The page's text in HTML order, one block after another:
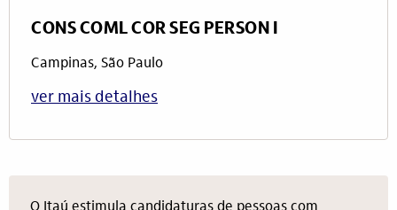
CONS COML COR SEG PERSON I
Campinas, São Paulo
ver mais detalhes